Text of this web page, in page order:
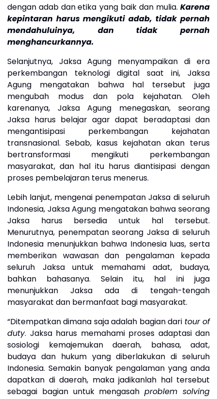
dengan adab dan etika yang baik dan mulia. Karena
kepintaran harus mengikuti adab, tidak pernah
mendahuluinya, dan tidak pernah
menghancurkannya.
Selanjutnya, Jaksa Agung menyampaikan di era
perkembangan teknologi digital saat ini, Jaksa
Agung mengatakan bahwa hal tersebut juga
mengubah modus dan pola kejahatan. Oleh
karenanya, Jaksa Agung menegaskan, seorang
Jaksa harus belajar agar dapat beradaptasi dan
mengantisipasi perkembangan kejahatan
transnasional. Sebab, kasus kejahatan akan terus
bertransformasi mengikuti perkembangan
masyarakat, dan hal itu harus diantisipasi dengan
proses pembelajaran terus menerus.
Lebih lanjut, mengenai penempatan Jaksa di seluruh
Indonesia, Jaksa Agung mengatakan bahwa seorang
Jaksa harus bersedia untuk hal tersebut.
Menurutnya, penempatan seorang Jaksa di seluruh
Indonesia menunjukkan bahwa Indonesia luas, serta
memberikan wawasan dan pengalaman kepada
seluruh Jaksa untuk memahami adat, budaya,
bahkan bahasanya. Selain itu, hal ini juga
menunjukkan Jaksa ada di tengah-tengah
masyarakat dan bermanfaat bagi masyarakat.
“Ditempatkan dimana saja adalah bagian dari tour of
duty. Jaksa harus memahami proses adaptasi dan
sosiologi kemajemukan daerah, bahasa, adat,
budaya dan hukum yang diberlakukan di seluruh
Indonesia. Semakin banyak pengalaman yang anda
dapatkan di daerah, maka jadikanlah hal tersebut
sebagai bagian untuk mengasahproblem solving